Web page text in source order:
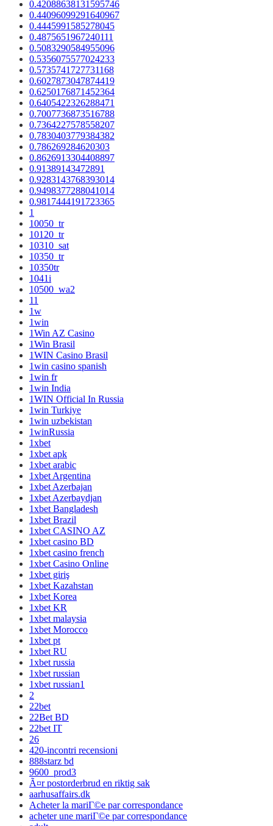
0.42088638131595746
0.44096099291640967
0.4445991585278045
0.4875651967240111
0.5083290584955096
0.5356075577024233
0.5735741727731168
0.6027873047874419
0.6250176871452364
0.6405422326288471
0.7007736873516788
0.7364227578558207
0.7830403779384382
0.786269284620303
0.8626913304408897
0.91389143472891
0.9283143768393014
0.9498377288041014
0.9817444191723365
1
10050_tr
10120_tr
10310_sat
10350_tr
10350tr
1041i
10500_wa2
11
1w
1win
1Win AZ Casino
1Win Brasil
1WIN Casino Brasil
1win casino spanish
1win fr
1win India
1WIN Official In Russia
1win Turkiye
1win uzbekistan
1winRussia
1xbet
1xbet apk
1xbet arabic
1xbet Argentina
1xbet Azerbajan
1xbet Azerbaydjan
1xbet Bangladesh
1xbet Brazil
1xbet CASINO AZ
1xbet casino BD
1xbet casino french
1xbet Casino Online
1xbet giriş
1xbet Kazahstan
1xbet Korea
1xbet KR
1xbet malaysia
1xbet Morocco
1xbet pt
1xbet RU
1xbet russia
1xbet russian
1xbet russian1
2
22bet
22Bet BD
22bet IT
26
420-incontri recensioni
888starz bd
9600_prod3
Ã¤r postorderbrud en riktig sak
aarhusaffairs.dk
Acheter la mariГ©e par correspondance
acheter une mariГ©e par correspondance